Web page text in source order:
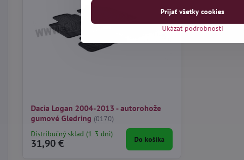
Dacia Logan 2004-2013 - autorohože
gumové Gledring (0170)
Distribučný sklad (1-3 dni)
31,90 € Do košíka
Ukázať podrobnosti
Prijať všetky cookies